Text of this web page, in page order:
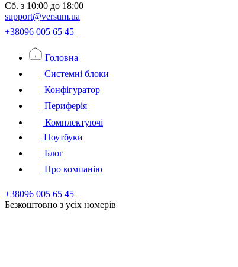
Сб. з 10:00 до 18:00
support@versum.ua
+38096 005 65 45
Головна
Системні блоки
Конфігуратор
Периферія
Комплектуючі
Ноутбуки
Блог
Про компанію
+38096 005 65 45
Безкоштовно з усiх номерiв